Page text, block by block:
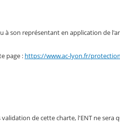
son représentant en application de
page : https://www.ac-lyon.fr/
de cette charte, l'ENT ne sera